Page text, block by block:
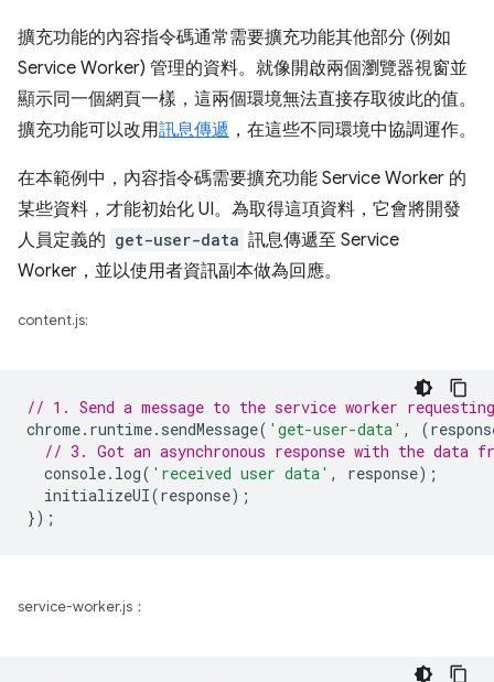
擴充功能的內容指令碼通常需要擴充功能其他部分 (例如
Service Worker) 管理的資料。就像開啟兩個瀏覽器視窗並
顯示同一個網頁一樣，這兩個環境無法直接存取彼此的值。
擴充功能可以改用訊息傳遞 ，在這些不同環境中協調運作。
在本範例中，內容指令碼需要擴充功能 Service Worker 的
某些資料，才能初始化 UI。為取得這項資料，它會將開發
人員定義的 get-user-data 訊息傳遞至 Service
Worker，並以使用者資訊副本做為回應。
content.js:
// 1. Send a message to the service worker
chrome. runtime. sendMessage( 'get-user-data' , (
// 3. Got an asynchronous response with the data
console. log( 'received user data' , response);
initializeUI(response);
});
service-worker.js：